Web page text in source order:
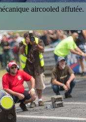
aircooled affutée.